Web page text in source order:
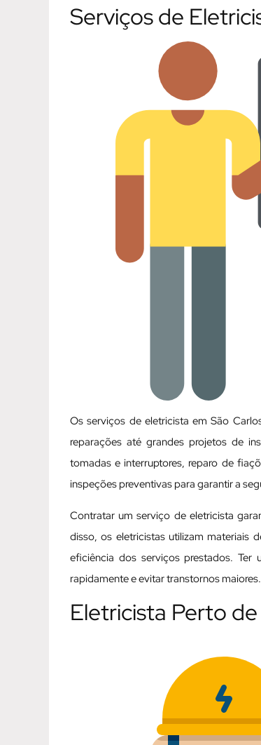
Serviços de
Os serviços de eletricista em São
reparações até grandes projetos de
tomadas e interruptores, reparo de
inspeções preventivas para garantir a
Contratar um serviço de eletricista
disso, os eletricistas utilizam materiais
eficiência dos serviços prestados. Ter
rapidamente e evitar transtornos maiores.
Eletricista Perto